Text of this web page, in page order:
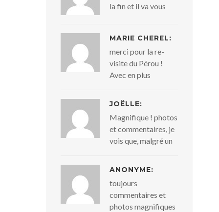
la fin et il va vous
MARIE CHEREL:
merci pour la re-
visite du Pérou !
Avec en plus
JOËLLE:
Magnifique ! photos
et commentaires, je
vois que, malgré un
ANONYME:
toujours
commentaires et
photos magnifiques